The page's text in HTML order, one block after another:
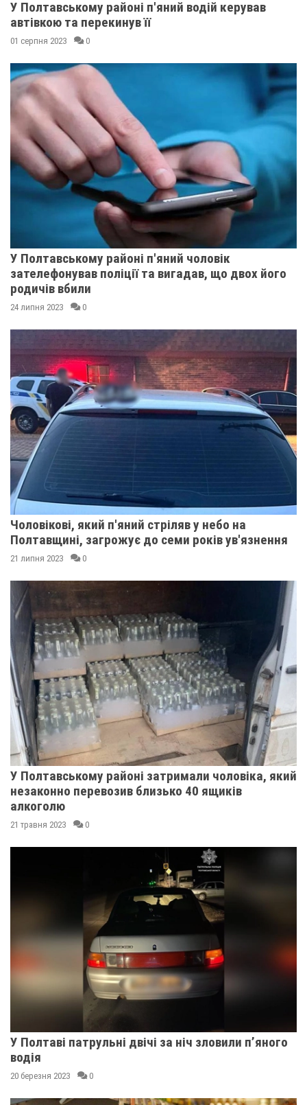
У Полтавському районі п'яний водій керував
автівкою та перекинув її
01 серпня 2023 0
У Полтавському районі п'яний чоловік
зателефонував поліції та вигадав, що двох його
родичів вбили
24 липня 2023 0
Чоловікові, який п'яний стріляв у небо на
Полтавщині, загрожує до семи років ув'язнення
21 липня 2023 0
У Полтавському районі затримали чоловіка, який
незаконно перевозив близько 40 ящиків
алкоголю
21 травня 2023 0
У Полтаві патрульні двічі за ніч зловили п’яного
водія
20 березня 2023 0